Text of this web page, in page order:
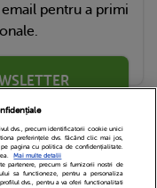
pentru a primi
dvs., precum identificatorii cookie unici
preferințele dvs. făcând clic mai jos,
pagina cu politica de confidențialitate.
Mai multe detalii
partenere, precum si furnizorii nostri de
sa functioneze, pentru a personaliza
dvs., pentru a va oferi functionalitati